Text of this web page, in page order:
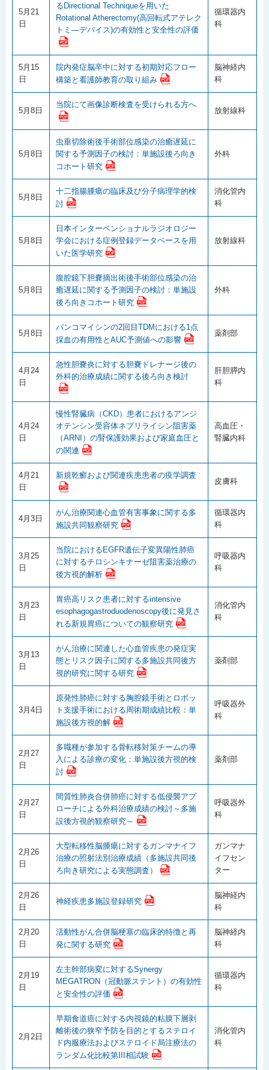
5月21
日
るDirectional Techniqueを用いた
Rotational Atherectomy(高回転式アテレク
トミ―デバイス)の有効性と安全性の評価
循環器内
科
5月15
日
院内発症脳卒中に対する初期対応フロー
構築と看護師教育の取り組み
脳神経内
科
5月8日
当院にて画像診断検査を受けられる方へ
放射線科
5月8日
虫垂切除術後手術部位感染の治癒遅延に
関する予測因子の検討：単施設後ろ向き
コホート研究
外科
5月8日
十二指腸腫瘍の臨床及び分子病理学的検
討
消化管内
科
5月8日
日本インターベンショナルラジオロジー
学会における症例登録データベースを用
いた医学研究
放射線科
5月8日
腹腔鏡下胆嚢摘出術後手術部位感染の治
癒遅延に関する予測因子の検討：単施設
後ろ向きコホート研究
外科
5月8日
バンコマイシンの2回目TDMにおける1点
採血の有用性とAUC予測値への影響
薬剤部
4月24
日
急性胆嚢炎に対する胆嚢ドレナージ後の
外科的治療成績に関する後ろ向き検討
肝胆膵内
科
4月24
日
慢性腎臓病（CKD）患者におけるアンジ
オテンシン受容体ネプリライシン阻害薬
（ARNI）の腎保護効果および家庭血圧と
の関連
高血圧・
腎臓内科
4月21
日
新規乾癬および関連疾患患者の疫学調査
皮膚科
4月3日
がん治療関連心血管有害事象に関する多
施設共同観察研究
循環器内
科
3月25
日
当院におけるEGFR遺伝子変異陽性肺癌
に対するチロシンキナーゼ阻害薬治療の
後方視的解析
呼吸器内
科
3月23
日
胃癌高リスク患者に対するintensive
esophagogastroduodenoscopy後に発見さ
れる新規胃癌についての観察研究
消化管内
科
3月13
日
がん治療に関連した心血管疾患の発症実
態とリスク因子に関する多施設共同後方
視的研究に関する研究
薬剤部
3月4日
原発性肺癌に対する胸腔鏡手術とロボッ
ト支援手術における周術期成績比較：単
施設後方視的解
呼吸器外
科
2月27
日
多職種が参加する骨転移対策チームの導
入による診療の変化：単施設後方視的検
討
薬剤部
2月27
日
間質性肺炎合併肺癌に対する低侵襲アプ
ローチによる外科治療成績の検討～多施
設後方視的観察研究～
呼吸器外
科
2月26
日
大型転移性脳腫瘍に対するガンマナイフ
治療の照射法別治療成績（多施設共同後
ろ向き研究による実態調査）
ガンマナ
イフセン
ター
2月26
日
神経疾患多施設登録研究
脳神経内
科
2月20
日
活動性がん合併脳梗塞の臨床的特徴と再
発に関する研究
脳神経内
科
2月19
日
左主幹部病変に対するSynergy
MEGATRON（冠動脈ステント）の有効性
と安全性の評価
循環器内
科
2月2日
早期食道癌に対する内視鏡的粘膜下層剥
離術後の狭窄予防を目的とするステロイ
ド内服療法およびステロイド局注療法の
ランダム化比較第III相試験
消化管内
科